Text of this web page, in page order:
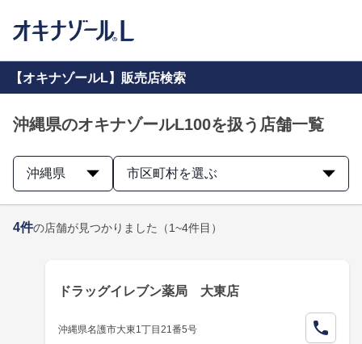
【オキナゾールL】販売店検索
沖縄県のオキナゾールL100を扱う店舗一覧
沖縄県 市区町村を選ぶ
4件の店舗が見つかりました （1~4件目）
ドラッグイレブン薬局 大東店
沖縄県名護市大東1丁目21番5号